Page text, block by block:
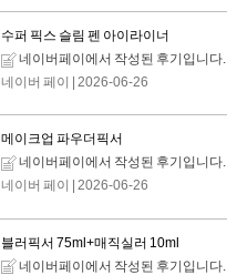
수퍼 픽스 슬림 펜 아이라이너
네이버페이에서 작성된 후기입니다.
네이버 페이 | 2026-06-26
메이크업 파우더픽서
네이버페이에서 작성된 후기입니다.
네이버 페이 | 2026-06-26
블러픽서 75ml+매직실러 10ml
네이버페이에서 작성된 후기입니다.